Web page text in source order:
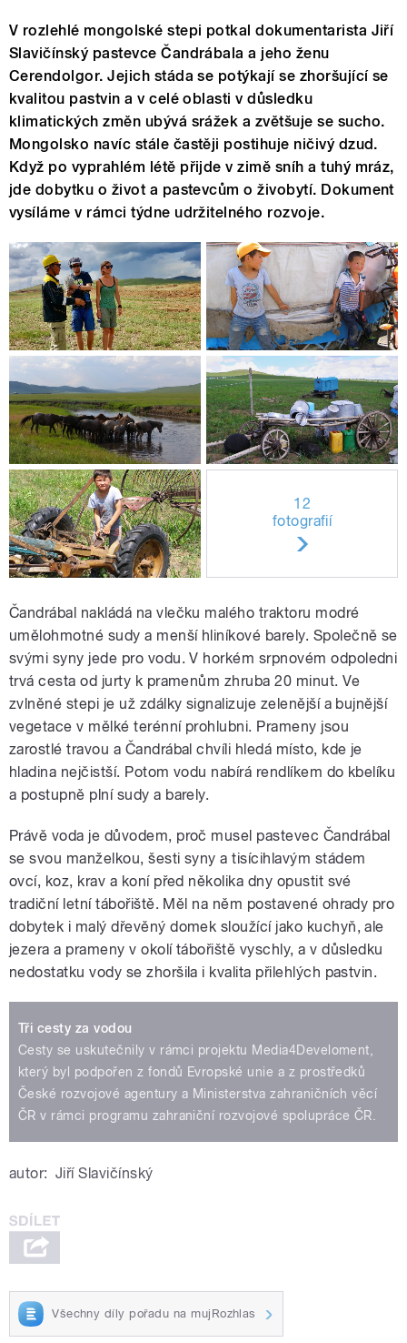
V rozlehlé mongolské stepi potkal dokumentarista Jiří
Slavičínský pastevce Čandrábala a jeho ženu
Cerendolgor. Jejich stáda se potýkají se zhoršující se
kvalitou pastvin a v celé oblasti v důsledku
klimatických změn ubývá srážek a zvětšuje se sucho.
Mongolsko navíc stále častěji postihuje ničivý dzud.
Když po vyprahlém létě přijde v zimě sníh a tuhý mráz,
jde dobytku o život a pastevcům o živobytí. Dokument
vysíláme v rámci týdne udržitelného rozvoje.
12
fotografií
Čandrábal nakládá na vlečku malého traktoru modré
umělohmotné sudy a menší hliníkové barely. Společně se
svými syny jede pro vodu. V horkém srpnovém odpoledni
trvá cesta od jurty k pramenům zhruba 20 minut. Ve
zvlněné stepi je už zdálky signalizuje zelenější a bujnější
vegetace v mělké terénní prohlubni. Prameny jsou
zarostlé travou a Čandrábal chvíli hledá místo, kde je
hladina nejčistší. Potom vodu nabírá rendlíkem do kbelíku
a postupně plní sudy a barely.
Právě voda je důvodem, proč musel pastevec Čandrábal
se svou manželkou, šesti syny a tisícihlavým stádem
ovcí, koz, krav a koní před několika dny opustit své
tradiční letní tábořiště. Měl na něm postavené ohrady pro
dobytek i malý dřevěný domek sloužící jako kuchyň, ale
jezera a prameny v okolí tábořiště vyschly, a v důsledku
nedostatku vody se zhoršila i kvalita přilehlých pastvin.
Tři cesty za vodou
Cesty se uskutečnily v rámci projektu Media4Develoment,
který byl podpořen z fondů Evropské unie a z prostředků
České rozvojové agentury a Ministerstva zahraničních věcí
ČR v rámci programu zahraniční rozvojové spolupráce ČR.
autor: Jiří Slavičínský
Všechny díly pořadu na mujRozhlas